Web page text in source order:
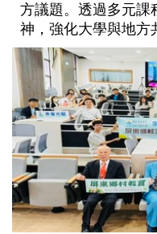
方議題。透過多元課
神，強化大學與地方